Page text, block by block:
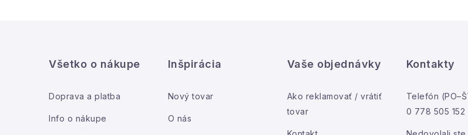
Všetko o nákupe
Doprava a platba
Info o nákupe
Inšpirácia
Nový tovar
O nás
Vaše objednávky
Ako reklamovať / vrátiť
tovar
Kontakty
Telefón
0 778 505 152